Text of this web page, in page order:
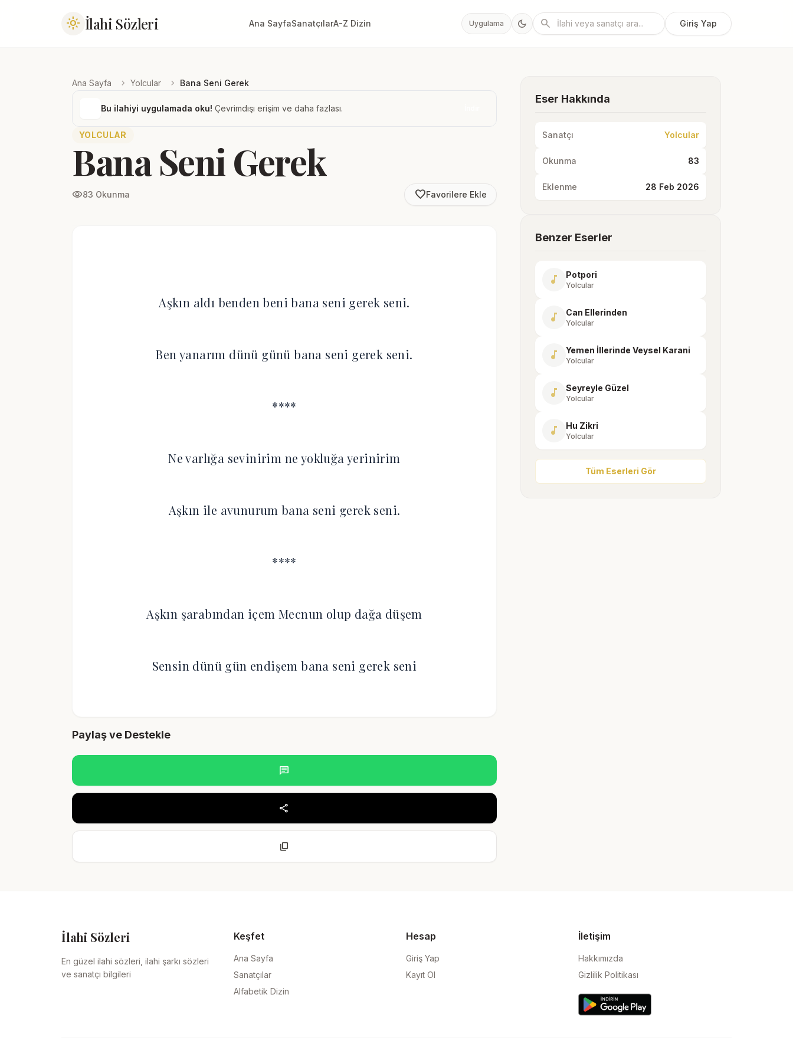
light_mode İlahi Sözleri Ana SayfaSanatçılarA-Z Dizin Uygulama dark_mode search Giriş Yap
Ana Sayfa chevron_right Yolcular chevron_right Bana Seni Gerek
Bu ilahiyi uygulamada oku! Çevrimdışı erişim ve daha fazlası.
YOLCULAR
Bana Seni Gerek
visibility83 Okunma favorite_borderFavorilere Ekle
Aşkın aldı benden beni bana seni gerek seni.
Ben yanarım dünü günü bana seni gerek seni.
****
Ne varlığa sevinirim ne yokluğa yerinirim
Aşkın ile avunurum bana seni gerek seni.
****
Aşkın şarabından içem Mecnun olup dağa düşem
Sensin dünü gün endişem bana seni gerek seni
Paylaş ve Destekle
chat
share
content_copy
Eser Hakkında
Sanatçı Yolcular
Okunma 83
Eklenme 28 Feb 2026
Benzer Eserler
music_note Potpori
Yolcular
music_note Can Ellerinden
Yolcular
music_note Yemen İllerinde Veysel Karani
Yolcular
music_note Seyreyle Güzel
Yolcular
music_note Hu Zikri
Yolcular
Tüm Eserleri Gör
İlahi Sözleri
En güzel ilahi sözleri, ilahi şarkı sözleri
ve sanatçı bilgileri
Keşfet
Ana Sayfa
Sanatçılar
Alfabetik Dizin
Hesap
Giriş Yap
Kayıt Ol
İletişim
Hakkımızda
Gizlilik Politikası